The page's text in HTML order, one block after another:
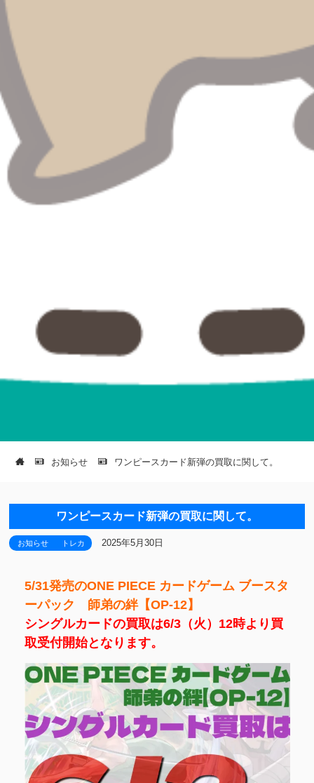
お知らせ ワンピースカード新弾の買取に関して。
ワンピースカード新弾の買取に関して。
お知らせ トレカ 2025年5月30日
5/31発売のONE PIECE カードゲーム ブースタ
ーパック 師弟の絆【OP-12】
シングルカードの買取は6/3（火）12時より買
取受付開始となります。